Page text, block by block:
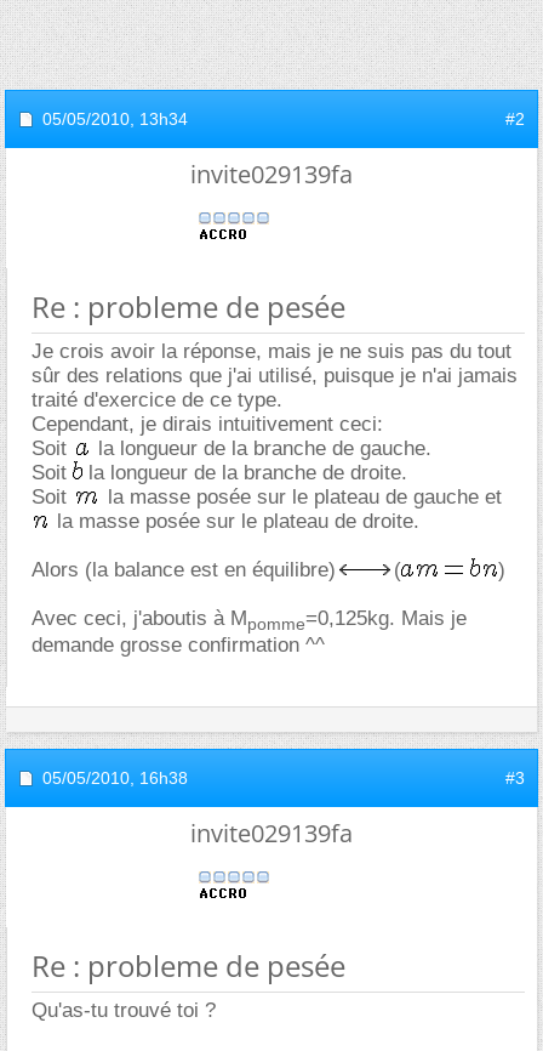
05/05/2010, 13h34 #2
invite029139fa
Re : probleme de pesée
Je crois avoir la réponse, mais je ne suis pas du tout
sûr des relations que j'ai utilisé, puisque je n'ai jamais
traité d'exercice de ce type.
Cependant, je dirais intuitivement ceci:
Soit
la longueur de la branche de gauche.
Soit
la longueur de la branche de droite.
Soit
la masse posée sur le plateau de gauche et
la masse posée sur le plateau de droite.
Alors (la balance est en équilibre) ( )
Avec ceci, j'aboutis à Mpomme=0,125kg. Mais je
demande grosse confirmation ^^
05/05/2010, 16h38 #3
invite029139fa
Re : probleme de pesée
Qu'as-tu trouvé toi ?